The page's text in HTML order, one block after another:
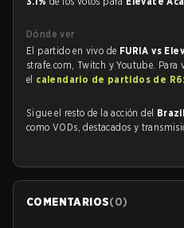
Dónde ver
El partido en vivo de FURIA vs
strafe.com, Twitch y Youtube. Para
el calendario de partidos de
Sigue el resto de la acción del
como VODs, destacados y
COMENTARIOS(0)